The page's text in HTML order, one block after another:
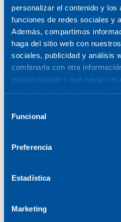
personalizar el contenido y los
funciones de redes sociales y
Además, compartimos
haga del sitio web con
sociales, publicidad y análisis
combinarla con otra
proporcionado o que hayan
Funcional
Preferencia
Estadística
Marketing
con sede en Barcelona y
motorización espacial,
proyecto más grande del
Espacial con MERLIn,
compañía financiada del
subvención de 3,9 millones
proyecto, que representa